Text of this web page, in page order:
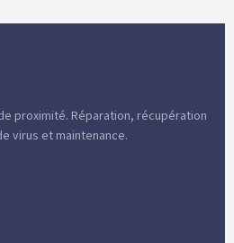
proximité. Réparation, récupération
virus et maintenance.